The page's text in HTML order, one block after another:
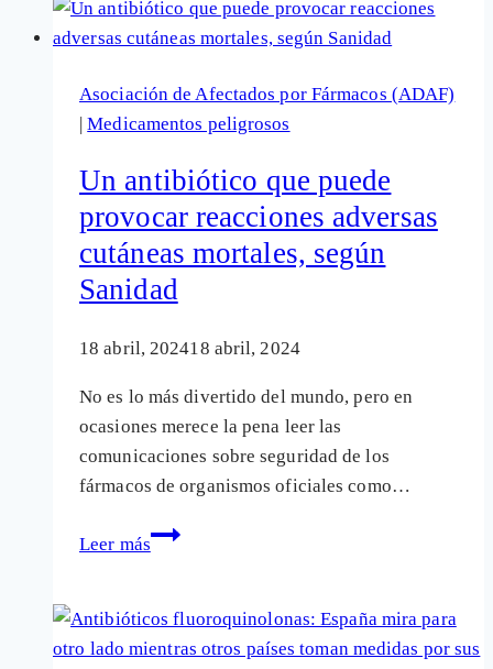
favorecen
la
de
las
a
los
fármacos
antibióticos
Asociación de Afectados por Fármacos (ADAF)
|Medicamentos peligrosos
Un antibiótico que puede
provocar reacciones adversas
cutáneas mortales, según
Sanidad
18 abril, 202418 abril, 2024
No es lo más divertido del mundo, pero en
ocasiones merece la pena leer las
comunicaciones sobre seguridad de los
fármacos de organismos oficiales como…
Leer más
Un
puede
provocar